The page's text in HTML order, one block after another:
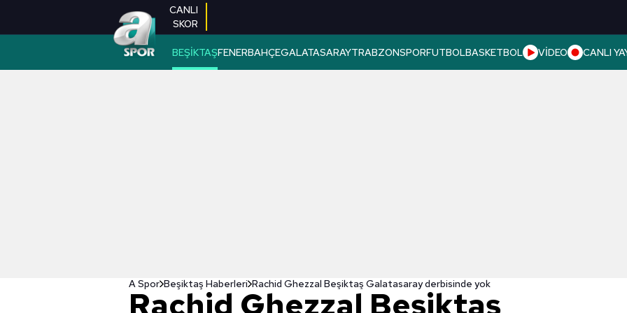
CANLI
SKOR
BEŞİKTAŞFENERBAHÇEGALATASARAYTRABZONSPORFUTBOLBASKETBOL VİDEO CANLI
A Spor Beşiktaş Haberleri Rachid Ghezzal Beşiktaş Galatasaray derbisinde yok
Rachid Ghezzal Beşiktaş